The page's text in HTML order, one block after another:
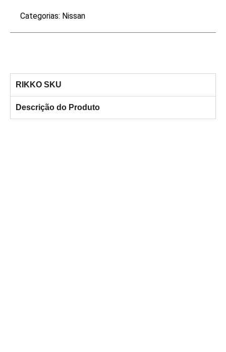
Categorias: Nissan
RIKKO SKU
Descrição do Produto